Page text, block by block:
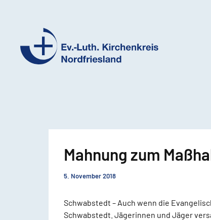
Ev.-
Mahnung zum
5. November 2018
Schwabstedt – Auch wenn die
Schwabstedt. Jägerinnen und Jäger